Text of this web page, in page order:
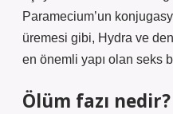
Paramecium’un
üremesi gibi, Hydra ve
en önemli yapı olan seks
Ölüm fazı nedir?